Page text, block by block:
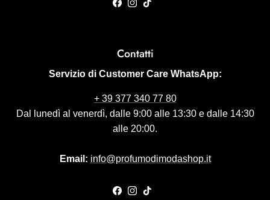
Facebook
Instagram
TikTok
Contatti
Servizio di Customer Care WhatsApp:
+ 39 377 340 77 80
Dal lunedì al venerdì, dalle 9:00 alle 13:30 e dalle 14:30
alle 20:00.
Email: info@profumodimodashop.it
Facebook
Instagram
TikTok